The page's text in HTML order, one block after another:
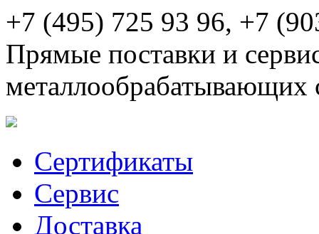
+7 (495) 725 93 96, +7
Прямые поставки и
металлообрабатывающих
Сертификаты
Сервис
Доставка